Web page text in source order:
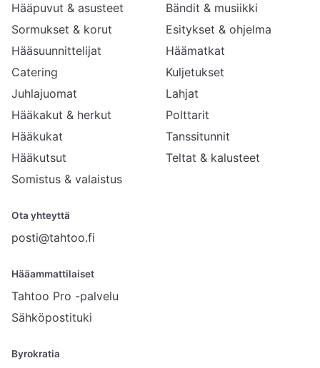
Ota yhteyttä
posti@tahtoo.fi
Hääammattilaiset
Tahtoo Pro -palvelu
Sähköpostituki
Byrokratia
Hääpuvut & asusteet
Sormukset & korut
Hääsuunnittelijat
Catering
Juhlajuomat
Hääkakut & herkut
Hääkukat
Hääkutsut
Somistus & valaistus
Bändit & musiikki
Esitykset & ohjelma
Häämatkat
Kuljetukset
Lahjat
Polttarit
Tanssitunnit
Teltat & kalusteet